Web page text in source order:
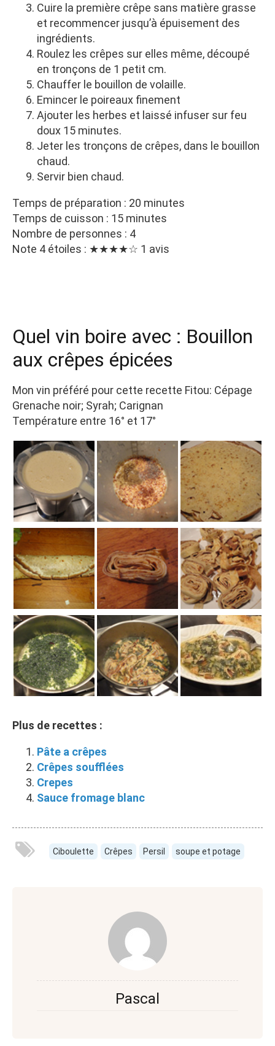
Cuire la première crêpe sans matière grasse
et recommencer jusqu’à épuisement des
ingrédients.
Roulez les crêpes sur elles même, découpé
en tronçons de 1 petit cm.
Chauffer le bouillon de volaille.
Emincer le poireaux finement
Ajouter les herbes et laissé infuser sur feu
doux 15 minutes.
Jeter les tronçons de crêpes, dans le bouillon
chaud.
Servir bien chaud.
Temps de préparation : 20 minutes
Temps de cuisson : 15 minutes
Nombre de personnes : 4
Note 4 étoiles : ★★★★☆ 1 avis
Quel vin boire avec : Bouillon
aux crêpes épicées
Mon vin préféré pour cette recette Fitou: Cépage
Grenache noir; Syrah; Carignan
Température entre 16° et 17°
Plus de recettes :
Pâte a crêpes
Crêpes soufflées
Crepes
Sauce fromage blanc
Ciboulette Crêpes Persil soupe et potage
Pascal